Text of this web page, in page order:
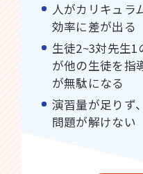
人がカリキュラ
効率に差が出る
生徒2~3対先生
が他の生徒を指
が無駄になる
演習量が足りず
問題が解けない